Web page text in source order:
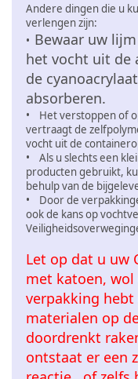
Andere dingen die u
verlengen zijn:
• Bewaar uw
het vocht uit de
de
absorberen.
• Het verstoppen of
vertraagt de
vocht uit de
• Als u slechts een
producten gebruikt,
behulp van de
• Door de
ook de kans op
Let op dat u uw
met katoen,
verpakking hebt
materialen op
doordrenkt
ontstaat er een